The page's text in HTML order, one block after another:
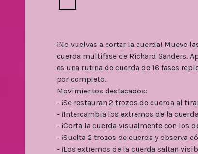
¡No vuelvas a cortar la cuerda! Mueve
cuerda multifase de Richard Sanders.
es una rutina de cuerda de 16 fases
por completo.
Movimientos destacados:
- ¡Se restauran 2 trozos de cuerda al
- ¡Intercambia los extremos de la
- ¡Corta la cuerda visualmente con los
- ¡Suelta 2 trozos de cuerda y observa
- ¡Los extremos de la cuerda saltan